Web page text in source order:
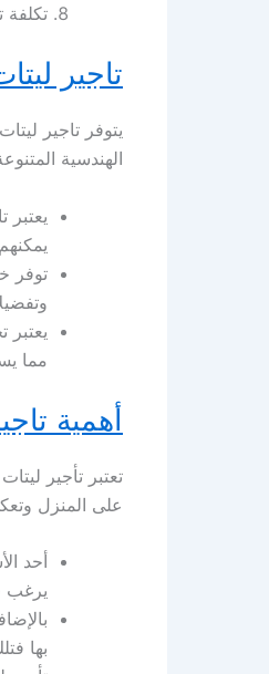
تكلفة
تاجير
يتوفر تاجير
الهندسية
يعتبر
توفر
يعتبر
مما
أهمية
تعتبر تأجير
على المنزل
أحد
يرغب
بها